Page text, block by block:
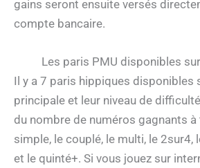
gains seront ensuite versés
compte bancaire.
Les paris PMU disponibles
Il y a 7 paris hippiques disponibles
principale et leur niveau de
du nombre de numéros gagnants à
simple, le couplé, le multi, le 2sur4,
et le quinté+. Si vous jouez sur